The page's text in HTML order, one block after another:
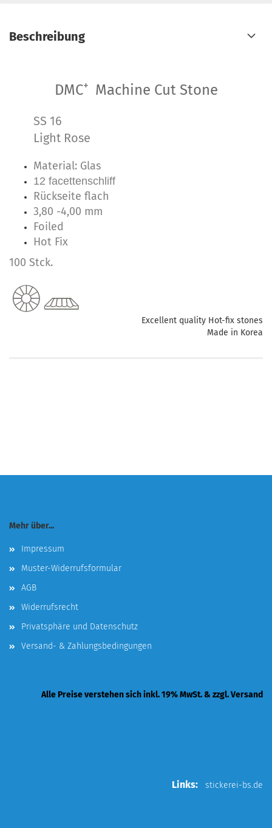
Beschreibung
DMC+ Machine Cut Stone
SS 16
Light Rose
Material: Glas
12 facettenschliff
Rückseite flach
3,80 -4,00 mm
Foiled
Hot Fix
100 Stck.
Excellent quality Hot-fix stones
Made in Korea
Mehr über...
Impressum
Muster-Widerrufsformular
AGB
Widerrufsrecht
Privatsphäre und Datenschutz
Versand- & Zahlungsbedingungen
Alle Preise verstehen sich inkl. 19% MwSt. & zzgl. Versand
Links: stickerei-bs.de